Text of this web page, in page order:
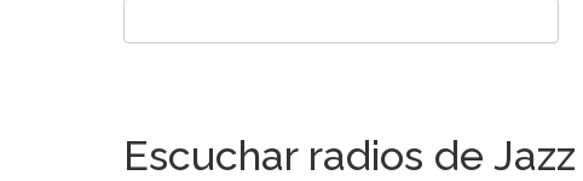
Escuchar radios de